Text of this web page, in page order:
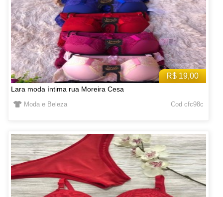
R$ 19,00
Lara moda íntima rua Moreira Cesa
Moda e Beleza Cod cfc98c